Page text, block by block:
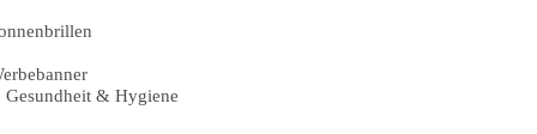
Gesundheit & Hygiene